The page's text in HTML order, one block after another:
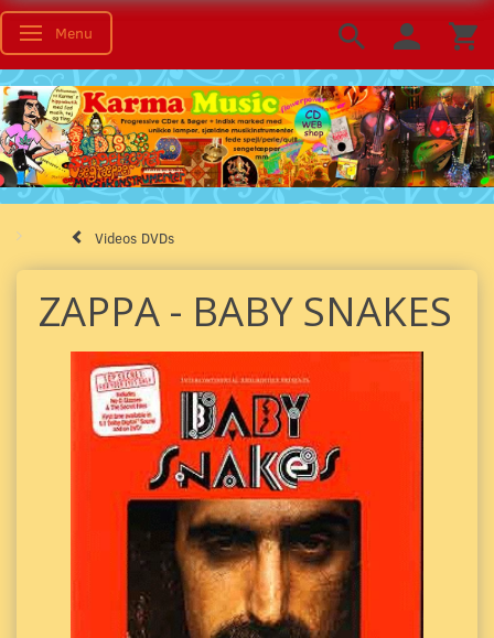
Toggle navigation
Menu
Videos DVDs
ZAPPA - BABY SNAKES